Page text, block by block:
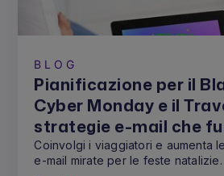
BLOG
Pianificazione per il
Cyber Monday e il
strategie e-mail che
Coinvolgi i viaggiatori e aumenta
e-mail mirate per le feste natalizie.